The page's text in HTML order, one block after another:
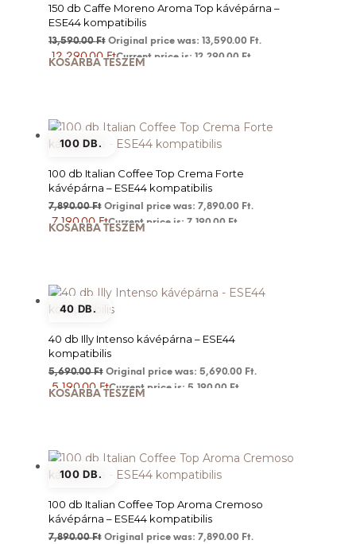
150 db Caffe Moreno Aroma Top kávépárna –
ESE44 kompatibilis
13,590.00Ft Original price was: 13,590.00 Ft.
12,290.00FtCurrent price is: 12,290.00 Ft.
KOSÁRBA TESZEM
100 DB.
100 db Italian Coffee Top Crema Forte
kávépárna – ESE44 kompatibilis
7,890.00Ft Original price was: 7,890.00 Ft.
7,190.00FtCurrent price is: 7,190.00 Ft.
KOSÁRBA TESZEM
40 DB.
40 db Illy Intenso kávépárna – ESE44
kompatibilis
5,690.00Ft Original price was: 5,690.00 Ft.
5,190.00FtCurrent price is: 5,190.00 Ft.
KOSÁRBA TESZEM
100 DB.
100 db Italian Coffee Top Aroma Cremoso
kávépárna – ESE44 kompatibilis
7,890.00Ft Original price was: 7,890.00 Ft.